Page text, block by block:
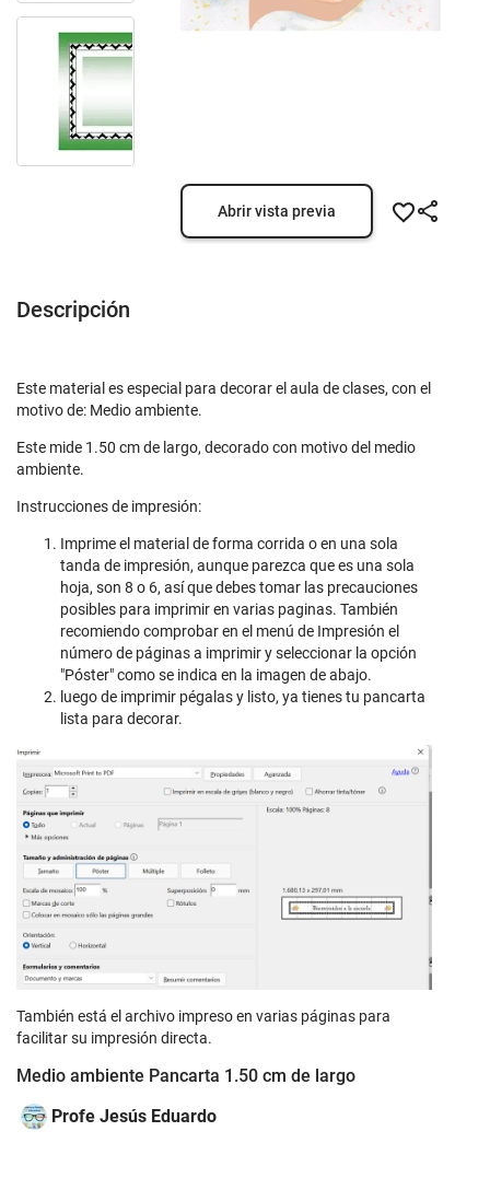
Abrir vista previa
Descripción
Este material es especial para decorar el aula de clases, con el
motivo de: Medio ambiente.
Este mide 1.50 cm de largo, decorado con motivo del medio
ambiente.
Instrucciones de impresión:
Imprime el material de forma corrida o en una sola
tanda de impresión, aunque parezca que es una sola
hoja, son 8 o 6, así que debes tomar las precauciones
posibles para imprimir en varias paginas. También
recomiendo comprobar en el menú de Impresión el
número de páginas a imprimir y seleccionar la opción
"Póster" como se indica en la imagen de abajo.
luego de imprimir pégalas y listo, ya tienes tu pancarta
lista para decorar.
También está el archivo impreso en varias páginas para
facilitar su impresión directa.
Medio ambiente Pancarta 1.50 cm de largo
Profe Jesús Eduardo